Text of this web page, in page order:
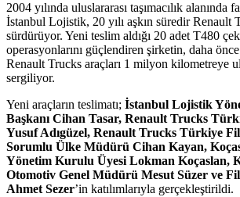
2004 yılında uluslararası taşımacılık alanında
İstanbul Lojistik, 20 yılı aşkın süredir Renault
sürdürüyor. Yeni teslim aldığı 20 adet T480
operasyonlarını güçlendiren şirketin, daha
Renault Trucks araçları 1 milyon kilometreye
sergiliyor.
Yeni araçların teslimatı; İstanbul Lojistik
Başkanı Cihan Tasar, Renault Trucks
Yusuf Adıgüzel, Renault Trucks Türkiye
Sorumlu Ülke Müdürü Cihan Kayan,
Yönetim Kurulu Üyesi Lokman Koçaslan,
Otomotiv Genel Müdürü Mesut Süzer ve
Ahmet Sezer’in katılımlarıyla gerçekleştirildi.